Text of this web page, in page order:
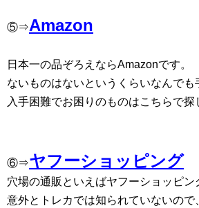
⑤⇒Amazon
日本一の品ぞろえならAmazonです。
ないものはないというくらいなんでも
入手困難でお困りのものはこちらで探
⑥⇒ヤフーショッピング
穴場の通販といえばヤフーショッピン
意外とトレカでは知られていないので